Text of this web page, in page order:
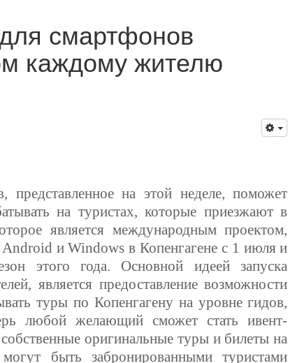
смартфонов
каждому жителю
на этой неделе, поможет
на туристах, которые приезжают в
является международным проектом,
Android иWindows в Копенгагене с 1 июля и
этого года. Основной идеей запуска
является предоставление возможности
туры по Копенгагену на уровне гидов,
любой желающий сможет стать ивент-
оригинальные туры и билеты на
быть забронированными туристами